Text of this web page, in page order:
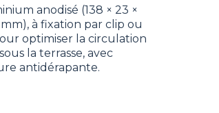
anodisé (138 × 23 ×
mm), à fixation par clip ou
optimiser la circulation
la terrasse, avec
antidérapante.